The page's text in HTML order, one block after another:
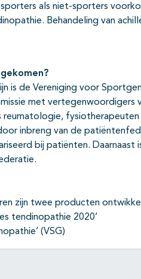
als niet-sporters
Behandeling van
is de Vereniging voor
met vertegenwoordigers
reumatologie, fysiotherapeuten
inbreng van de
bij patiënten. Daarnaast
zijn twee producten
tendinopathie 2020’
(VSG)